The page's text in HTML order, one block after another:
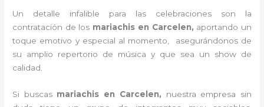
Un detalle infalible para las celebraciones son la
contratación de los mariachis en Carcelen, aportando un
toque emotivo y especial al momento, asegurándonos de
su amplio repertorio de música y que sea un show de
calidad.
Si buscas mariachis en Carcelen, nuestra empresa
sin